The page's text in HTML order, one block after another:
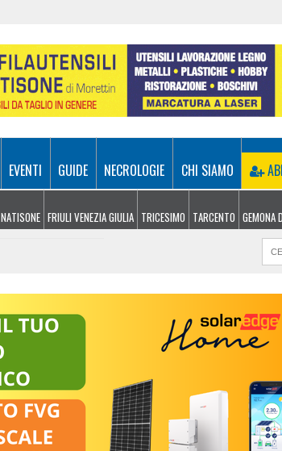
EVENTI GUIDE NECROLOGIE CHI SIAMO
FRIULI VENEZIA GIULIA TRICESIMO TARCENTO GEMONA